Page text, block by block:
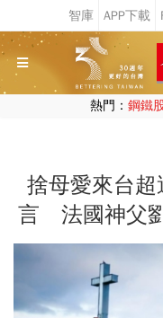
熱門： 鋼鐵
捨母愛來台
言 法國神父